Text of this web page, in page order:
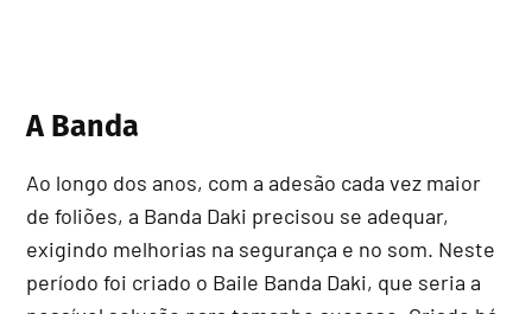
A Banda
Ao longo dos anos, com a adesão cada vez maior
de foliões, a Banda Daki precisou se adequar,
exigindo melhorias na segurança e no som. Neste
período foi criado o Baile Banda Daki, que seria a